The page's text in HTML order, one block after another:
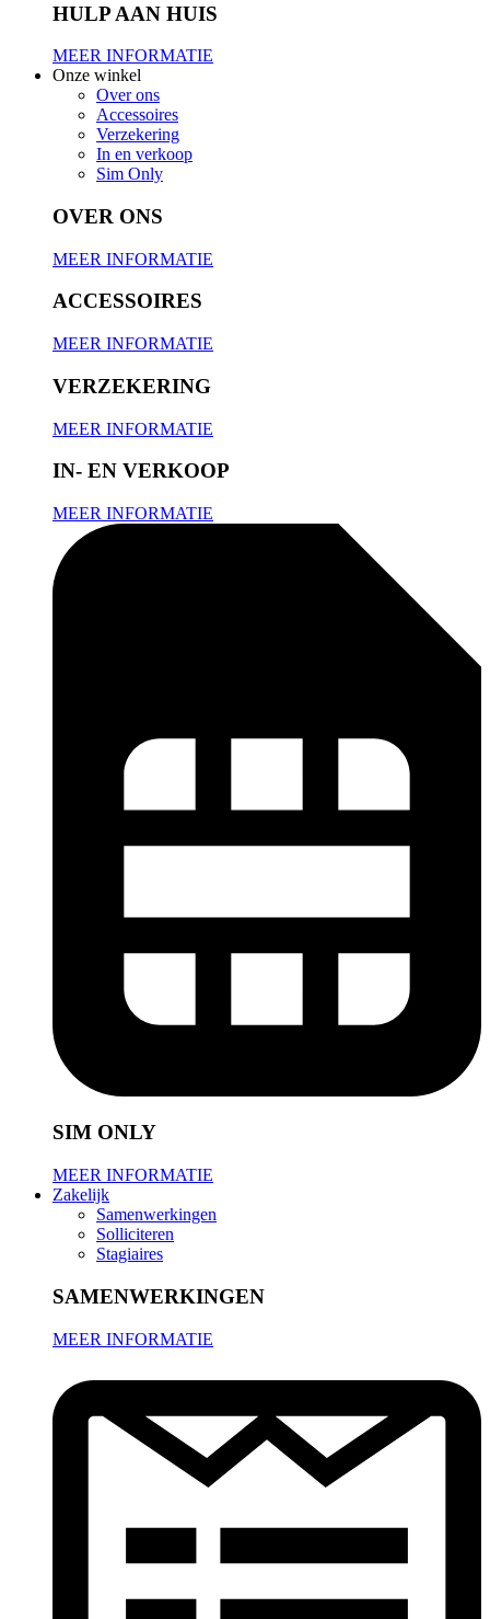
HULP AAN HUIS
MEER INFORMATIE
Onze winkel
Over ons
Accessoires
Verzekering
In en verkoop
Sim Only
OVER ONS
MEER INFORMATIE
ACCESSOIRES
MEER INFORMATIE
VERZEKERING
MEER INFORMATIE
IN- EN VERKOOP
MEER INFORMATIE
SIM ONLY
MEER INFORMATIE
Zakelijk
Samenwerkingen
Solliciteren
Stagiaires
SAMENWERKINGEN
MEER INFORMATIE